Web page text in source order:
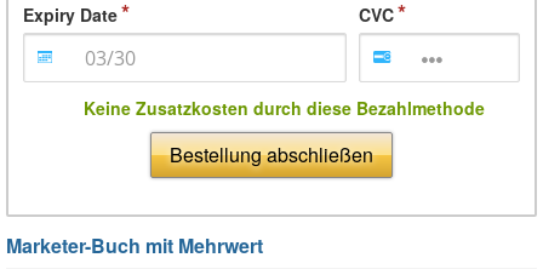
Expiry Date CVC
Keine Zusatzkosten durch diese Bezahlmethode
Bestellung abschließen
Marketer-Buch mit Mehrwert